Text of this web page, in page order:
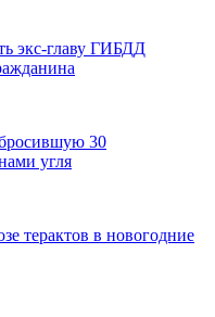
экс-главу ГИБДД
30
угля
терактов в новогодние